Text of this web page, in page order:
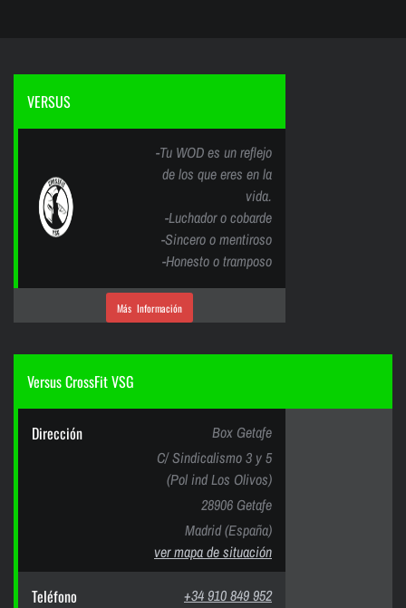
VERSUS
-Tu WOD es un reflejo
de los que eres en la
vida.
-Luchador o cobarde
-Sincero o mentiroso
-Honesto o tramposo
Más Información
Versus CrossFit VSG
Dirección
Box Getafe
C/ Sindicalismo 3 y 5
(Pol ind Los Olivos)
28906 Getafe
Madrid (España)
ver mapa de situación
Teléfono +34 910 849 952